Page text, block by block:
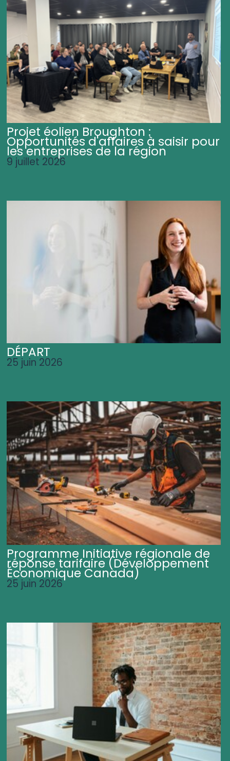
Projet éolien Broughton :
Opportunités d'affaires à saisir pour
les entreprises de la région
9 juillet 2026
DÉPART
25 juin 2026
Programme Initiative régionale de
réponse tarifaire (Développement
Économique Canada)
25 juin 2026